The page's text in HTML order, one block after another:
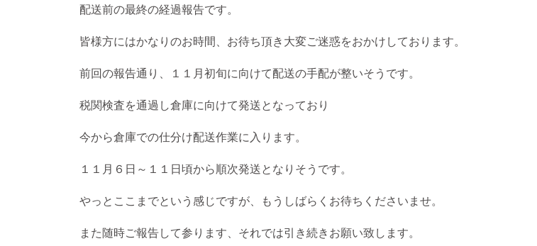
配送前の最終の経過報告です。
皆様方にはかなりのお時間、お待ち頂き大変ご迷惑をおかけしております。
前回の報告通り、１１月初旬に向けて配送の手配が整いそうです。
税関検査を通過し倉庫に向けて発送となっており
今から倉庫での仕分け配送作業に入ります。
１１月６日～１１日頃から順次発送となりそうです。
やっとここまでという感じですが、もうしばらくお待ちくださいませ。
また随時ご報告して参ります、それでは引き続きお願い致します。